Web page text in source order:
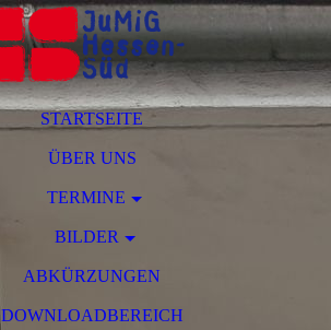
STARTSEITE
ÜBER UNS
TERMINE
BILDER
ABKÜRZUNGEN
DOWNLOADBEREICH